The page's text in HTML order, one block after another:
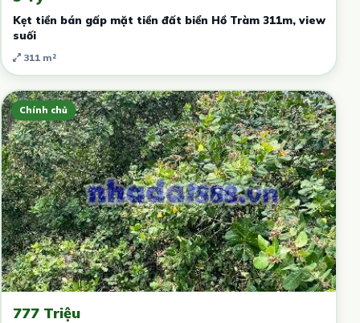
Kẹt tiền bán gấp mặt tiền đất biển Hồ Tràm 311m, view
suối
311 m²
Chính chủ
777 Triệu